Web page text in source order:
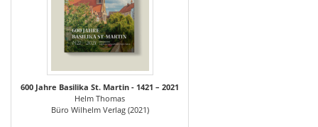
600 Jahre Basilika St. Martin - 1421 – 2021
Helm Thomas
Büro Wilhelm Verlag (2021)